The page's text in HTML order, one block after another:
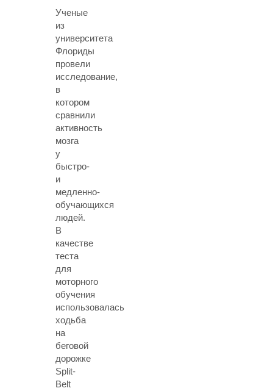
Ученые
из
университета
Флориды
провели
исследование,
в
котором
сравнили
активность
мозга
у
быстро-
и
медленно-
обучающихся
людей.
В
качестве
теста
для
моторного
обучения
использовалась
ходьба
на
беговой
дорожке
Split-
Belt